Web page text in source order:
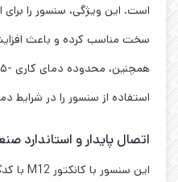
است. این ویژگی، سنسور را
سخت مناسب کرده و باعث
استفاده از سنسور را در شرایط
اتصال پایدار و استاندارد